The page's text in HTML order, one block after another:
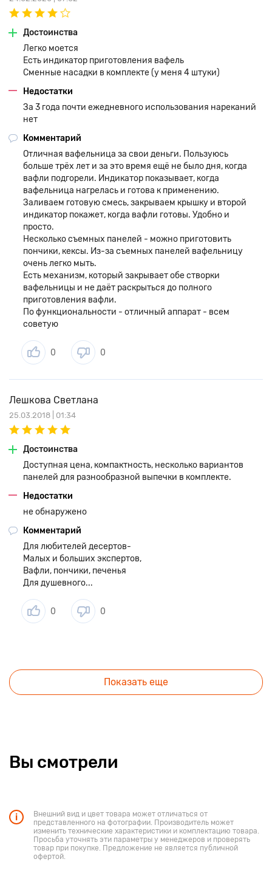
Достоинства
Легко моется
Есть индикатор приготовления вафель
Сменные насадки в комплекте (у меня 4 штуки)
Недостатки
За 3 года почти ежедневного использования нареканий
нет
Комментарий
Отличная вафельница за свои деньги. Пользуюсь
больше трёх лет и за это время ещё не было дня, когда
вафли подгорели. Индикатор показывает, когда
вафельница нагрелась и готова к применению.
Заливаем готовую смесь, закрываем крышку и второй
индикатор покажет, когда вафли готовы. Удобно и
просто.
Несколько съемных панелей - можно приготовить
пончики, кексы. Из-за съемных панелей вафельницу
очень легко мыть.
Есть механизм, который закрывает обе створки
вафельницы и не даёт раскрыться до полного
приготовления вафли.
По функциональности - отличный аппарат - всем
советую
0 0
Лешкова Светлана
25.03.2018 | 01:34
Достоинства
Доступная цена, компактность, несколько вариантов
панелей для разнообразной выпечки в комплекте.
Недостатки
не обнаружено
Комментарий
Для любителей десертов-
Малых и больших экспертов,
Вафли, пончики, печенья
Для душевного...
0 0
Показать еще
Вы смотрели
Внешний вид и цвет товара может отличаться от
представленного на фотографии. Производитель может
изменить технические характеристики и комплектацию товара.
Просьба уточнять эти параметры у менеджеров и проверять
товар при покупке. Предложение не является публичной
офертой.